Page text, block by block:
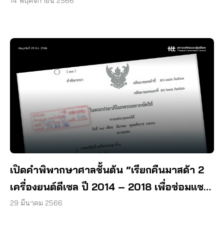
เปิดคำพิพากษาศาลชั้นต้น “เรียกคืนมาสด้า 2
เครื่องยนต์ดีเซล ปี 2014 – 2018 เพื่อซ่อมแซม
ทุกคัน!”
29 มีนาคม 2566